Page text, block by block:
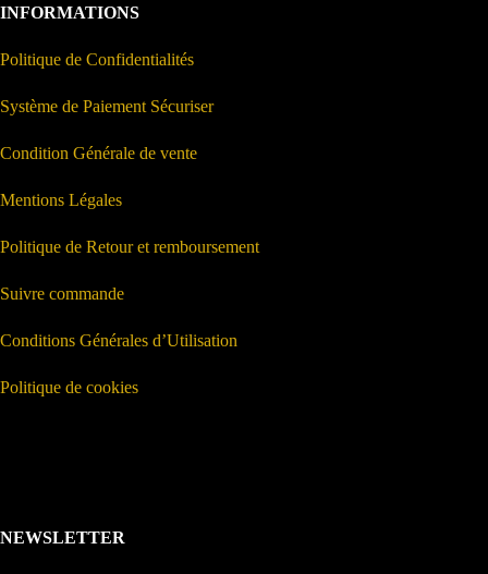
INFORMATIONS
Politique de Confidentialités
Système de Paiement Sécuriser
Condition Générale de vente
Mentions Légales
Politique de Retour et remboursement
Suivre commande
Conditions Générales d’Utilisation
Politique de cookies
NEWSLETTER